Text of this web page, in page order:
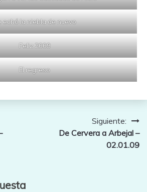
echó la niebla de nuevo
Feliz 2009
El regreso
Siguiente:
De Cervera a Arbejal –
02.01.09